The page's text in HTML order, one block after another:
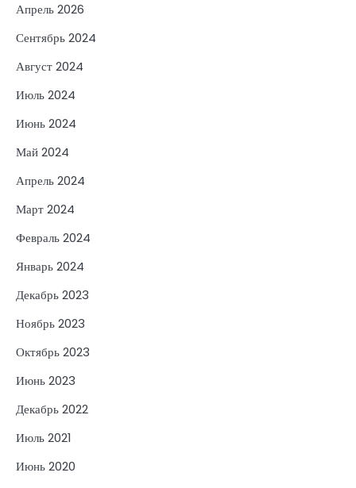
Апрель 2026
Сентябрь 2024
Август 2024
Июль 2024
Июнь 2024
Май 2024
Апрель 2024
Март 2024
Февраль 2024
Январь 2024
Декабрь 2023
Ноябрь 2023
Октябрь 2023
Июнь 2023
Декабрь 2022
Июль 2021
Июнь 2020